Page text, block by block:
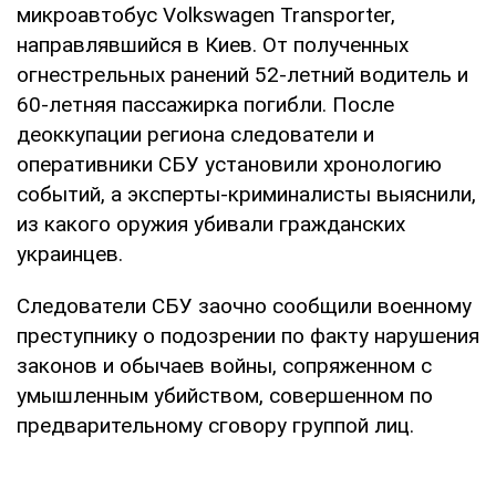
микроавтобус Volkswagen Transporter,
направлявшийся в Киев. От полученных
огнестрельных ранений 52-летний водитель и
60-летняя пассажирка погибли. После
деоккупации региона следователи и
оперативники СБУ установили хронологию
событий, а эксперты-криминалисты выяснили,
из какого оружия убивали гражданских
украинцев.
Следователи СБУ заочно сообщили военному
преступнику о подозрении по факту нарушения
законов и обычаев войны, сопряженном с
умышленным убийством, совершенном по
предварительному сговору группой лиц.